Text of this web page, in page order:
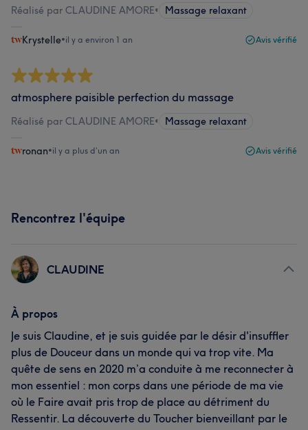
Réalisé par CLAUDINE AMORE• Massage relaxant
Krystelle•il y a environ 1 an Avis vérifié
atmosphere paisible perfection du massage
Réalisé par CLAUDINE AMORE• Massage relaxant
ronan•il y a plus d’un an Avis vérifié
Rencontrez l'équipe
CLAUDINE
À propos
Je suis Claudine, et je suis guidée par le désir d'insuffler
plus de Douceur dans un monde qui va trop vite. Ma
quête de sens en 2020 m’a conduite à me reconnecter à
mon essentiel : mon corps dans une période de ma vie
où le Faire avait pris trop de place au détriment du
Ressentir. La découverte du Toucher bienveillant par le